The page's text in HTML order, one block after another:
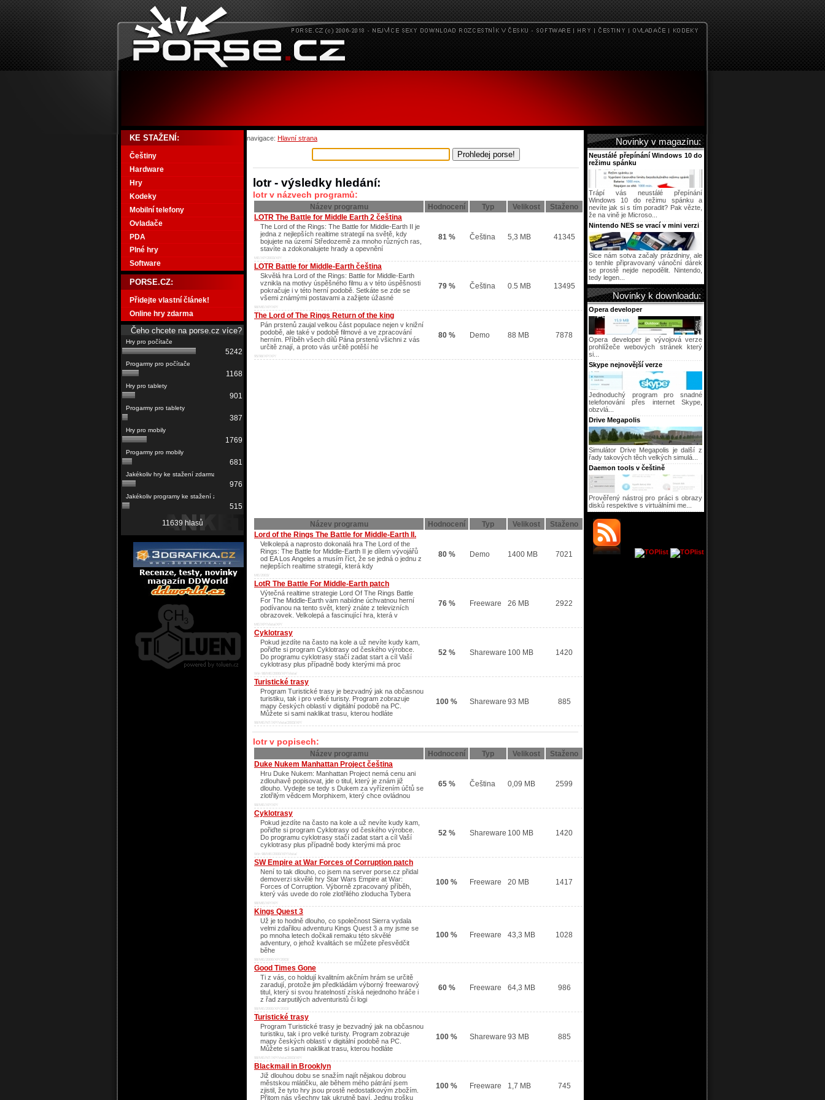
navigace: Hlavní strana
lotr - výsledky hledání:
lotr v názvech programů:
Název programu Hodnocení Typ Velikost
Staženo
LOTR The Battle for Middle Earth 2 čeština
The Lord of the Rings: The Battle for Middle-Earth II je
jedna z nejlepších realtime strategií na světě, kdy
bojujete na území Středozemě za mnoho různých ras,
stavíte a zdokonalujete hrady a opevnění
ME/XP/2003/XP/
81 % Čeština 5,3 MB 41345
LOTR Battle for Middle-Earth čeština
Skvělá hra Lord of the Rings: Battle for Middle-Earth
vznikla na motivy úspěšného filmu a v této úspěšnosti
pokračuje i v této herní podobě. Setkáte se zde se
všemi známými postavami a zažijete úžasné
98/ME/XP/XP/
79 % Čeština 0.5 MB 13495
The Lord of The Rings Return of the king
Pán prstenů zaujal velkou část populace nejen v knižní
podobě, ale také v podobě filmové a ve zpracování
herním. Příběh všech dílů Pána prstenů všichni z vás
určitě znají, a proto vás určitě potěší he
95/98/XP/XP/
80 % Demo 88 MB 7878
Název programu Hodnocení Typ Velikost
Staženo
Lord of the Rings The Battle for Middle-Earth II.
Velkolepá a naprosto dokonalá hra The Lord of the
Rings: The Battle for Middle-Earth II je dílem vývojářů
od EA Los Angeles a musím říct, že se jedná o jednu z
nejlepších realtime strategií, která kdy
ME/2003/
80 % Demo 1400 MB 7021
LotR The Battle For Middle-Earth patch
Výtečná realtime strategie Lord Of The Rings Battle
For The Middle-Earth vám nabídne úchvatnou herní
podívanou na tento svět, který znáte z televizních
obrazovek. Velkolepá a fascinující hra, která v
ME/XP/Vista/XP/
76 % Freeware 26 MB 2922
Cyklotrasy
Pokud jezdíte na často na kole a už nevíte kudy kam,
pořiďte si program Cyklotrasy od českého výrobce.
Do programu cyklotrasy stačí zadat start a cíl Vaší
cyklotrasy plus případně body kterými má proc
Win 98/ME/2000/XP/Vista/
52 % Shareware 100 MB 1420
Turistické trasy
Program Turistické trasy je bezvadný jak na občasnou
turistiku, tak i pro velké turisty. Program zobrazuje
mapy českých oblastí v digitální podobě na PC.
Můžete si sami naklikat trasu, kterou hodláte
98/ME/NT/XP/Vista/2003/XP/
100 % Shareware 93 MB 885
lotr v popisech:
Název programu Hodnocení Typ Velikost
Staženo
Duke Nukem Manhattan Project čeština
Hru Duke Nukem: Manhattan Project nemá cenu ani
zdlouhavě popisovat, jde o titul, který je znám již
dlouho. Vydejte se tedy s Dukem za vyřízením účtů se
zlotřilým vědcem Morphixem, který chce ovládnou
98/ME/XP/XP/
65 % Čeština 0,09 MB 2599
Cyklotrasy
Pokud jezdíte na často na kole a už nevíte kudy kam,
pořiďte si program Cyklotrasy od českého výrobce.
Do programu cyklotrasy stačí zadat start a cíl Vaší
cyklotrasy plus případně body kterými má proc
Win 98/ME/2000/XP/Vista/
52 % Shareware 100 MB 1420
SW Empire at War Forces of Corruption patch
Není to tak dlouho, co jsem na server porse.cz přidal
demoverzi skvělé hry Star Wars Empire at War:
Forces of Corruption. Výborně zpracovaný příběh,
který vás uvede do role zlotřilého zloducha Tybera
98/ME/XP/XP/
100 % Freeware 20 MB 1417
Kings Quest 3
Už je to hodně dlouho, co společnost Sierra vydala
velmi zdařilou adventuru Kings Quest 3 a my jsme se
po mnoha letech dočkali remaku této skvělé
adventury, o jehož kvalitách se můžete přesvědčit
běhe
98/ME/2000/XP/2003/
100 % Freeware 43,3 MB 1028
Good Times Gone
Ti z vás, co holdují kvalitním akčním hrám se určitě
zaradují, protože jim předkládám výborný freewarový
titul, který si svou hratelností získá nejednoho hráče i
z řad zarputilých adventuristů či logi
98/ME/2000/XP/2003/
60 % Freeware 64,3 MB 986
Turistické trasy
Program Turistické trasy je bezvadný jak na občasnou
turistiku, tak i pro velké turisty. Program zobrazuje
mapy českých oblastí v digitální podobě na PC.
Můžete si sami naklikat trasu, kterou hodláte
98/ME/NT/XP/Vista/2003/XP/
100 % Shareware 93 MB 885
Blackmail in Brooklyn
Již dlouhou dobu se snažím najít nějakou dobrou
městskou mlátičku, ale během mého pátrání jsem
zjistil, že tyto hry jsou prostě nedostatkovým zbožím.
Přitom nás všechny tak ukrutně baví. Jednu trošku
100 % Freeware 1,7 MB 745
KE STAŽENÍ:
Češtiny
Hardware
Hry
Kodeky
Mobilní telefony
Ovladače
PDA
Plné hry
Software
PORSE.CZ:
Přidejte vlastní článek!
Online hry zdarma
Čeho chcete na porse.cz více?
5242
1168
901
387
1769
681
976
515
11639 hlasů
Novinky v magazínu:
Neustálé přepínání Windows 10 do
režimu spánku
Trápí vás neustálé přepínání
Windows 10 do režimu spánku a
nevíte jak si s tím poradit? Pak vězte,
že na vině je Microso...
Nintendo NES se vrací v mini verzi
Sice nám sotva začaly prázdniny, ale
o tenhle připravovaný vánoční dárek
se prostě nejde nepodělit. Nintendo,
tedy legen...
Novinky k downloadu:
Opera developer
Opera developer je vývojová verze
prohlížeče webových stránek který
si...
Skype nejnovější verze
Jednoduchý program pro snadné
telefonování přes internet Skype,
obzvlá...
Drive Megapolis
Simulátor Drive Megapolis je další z
řady takových těch velkých simulá...
Daemon tools v češtině
Prověřený nástroj pro práci s obrazy
disků respektive s virtuálními me...